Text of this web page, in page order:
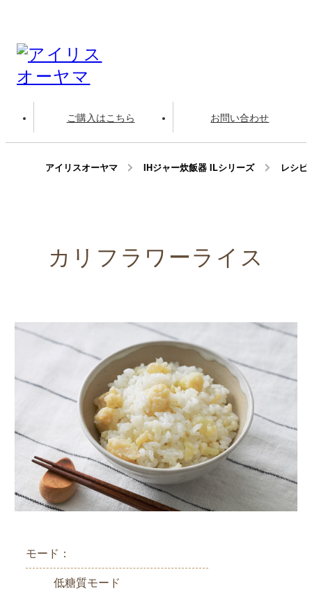
ご購入はこちら お問い合わせ
アイリスオーヤマ IHジャー炊飯器 ILシリーズ レシピ
カリフラワーライス
モード：
低糖質モード